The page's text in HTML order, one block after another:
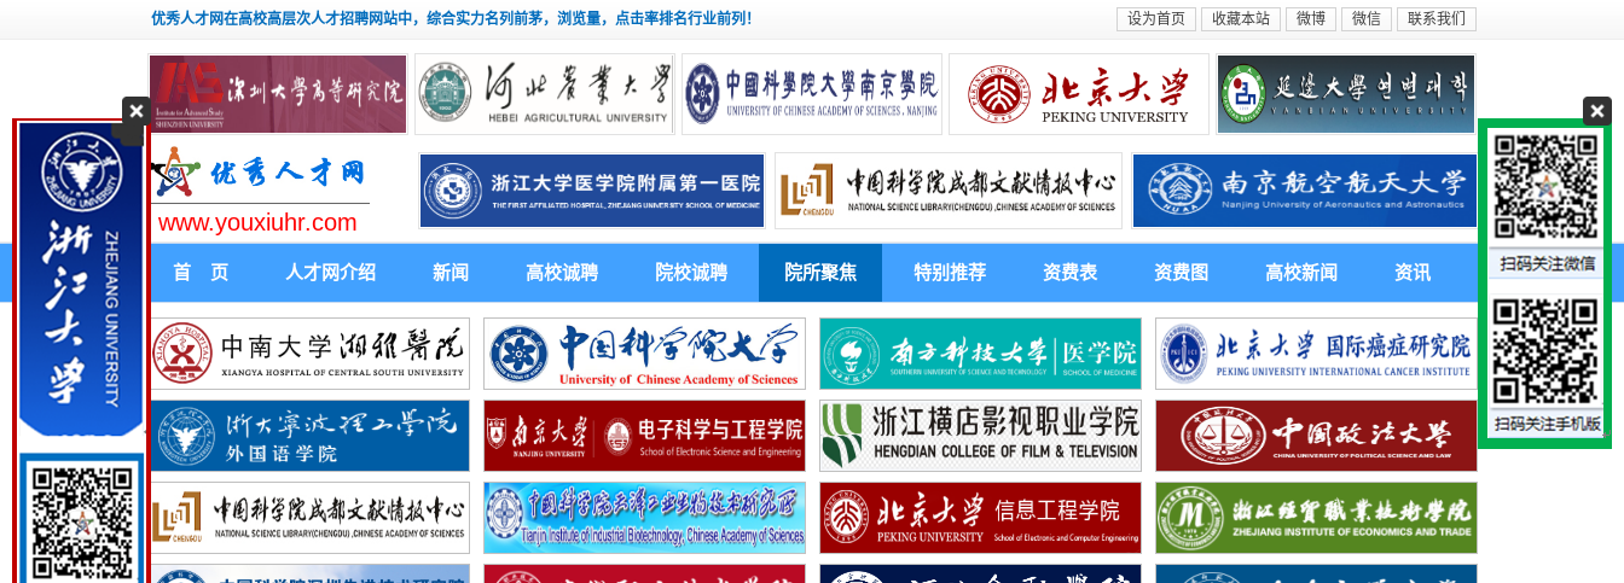
优秀人才网在高校高层次人才招聘网站中，综合实力名列前茅，浏览量，点击率排名行业前列！ 设为首页 收藏本站 微博 微信 联系我们
www.youxiuhr.com
首 页 人才网介绍 新闻 高校诚聘 院校诚聘 院所聚焦 特别推荐 资费表 资费图 高校新闻 资讯